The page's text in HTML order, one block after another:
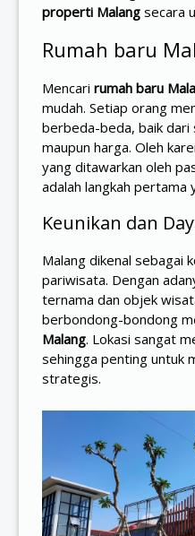
properti Malang secara
Rumah baru
Mencari rumah baru
mudah. Setiap orang
berbeda-beda, baik dari
maupun harga. Oleh
yang ditawarkan oleh
adalah langkah pertama
Keunikan dan
Malang dikenal sebagai
pariwisata. Dengan
ternama dan objek
berbondong-bondong
Malang. Lokasi sangat
sehingga penting untuk
strategis.